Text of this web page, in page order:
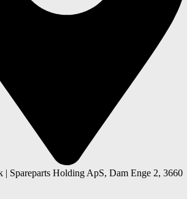
| Spareparts Holding ApS, Dam Enge 2, 3660